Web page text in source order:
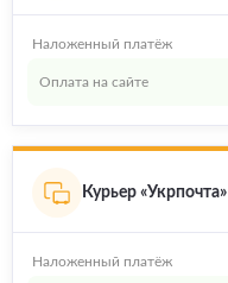
Наложенный платёж
Оплата на сайте
Курьер «Укрпочта»
Наложенный платёж